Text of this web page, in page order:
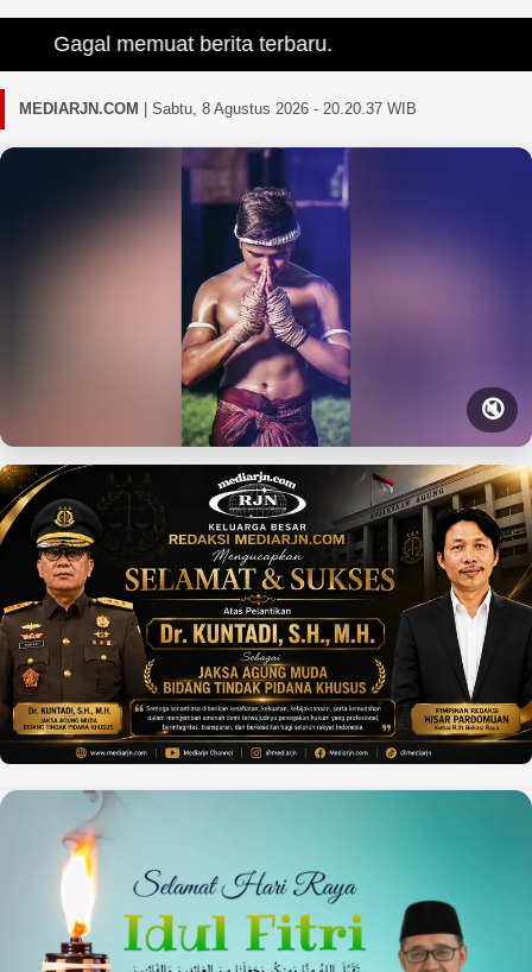
Gagal memuat berita terbaru.
MEDIARJN.COM Sabtu, 8 Agustus 2026 - 20.20.38 WIB
🔇